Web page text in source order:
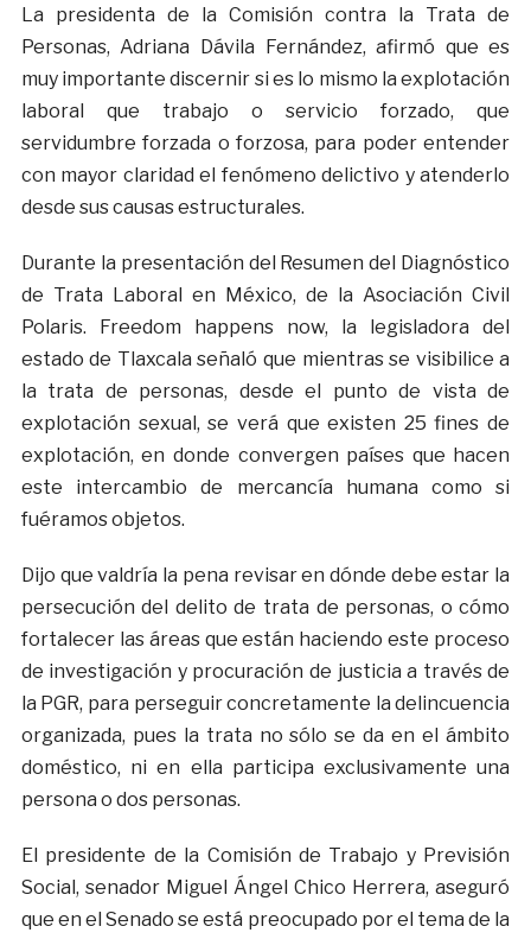
La presidenta de la Comisión contra la Trata de
Personas, Adriana Dávila Fernández, afirmó que es
muy importante discernir si es lo mismo la explotación
laboral que trabajo o servicio forzado, que
servidumbre forzada o forzosa, para poder entender
con mayor claridad el fenómeno delictivo y atenderlo
desde sus causas estructurales.
Durante la presentación del Resumen del Diagnóstico
de Trata Laboral en México, de la Asociación Civil
Polaris. Freedom happens now, la legisladora del
estado de Tlaxcala señaló que mientras se visibilice a
la trata de personas, desde el punto de vista de
explotación sexual, se verá que existen 25 fines de
explotación, en donde convergen países que hacen
este intercambio de mercancía humana como si
fuéramos objetos.
Dijo que valdría la pena revisar en dónde debe estar la
persecución del delito de trata de personas, o cómo
fortalecer las áreas que están haciendo este proceso
de investigación y procuración de justicia a través de
la PGR, para perseguir concretamente la delincuencia
organizada, pues la trata no sólo se da en el ámbito
doméstico, ni en ella participa exclusivamente una
persona o dos personas.
El presidente de la Comisión de Trabajo y Previsión
Social, senador Miguel Ángel Chico Herrera, aseguró
que en el Senado se está preocupado por el tema de la